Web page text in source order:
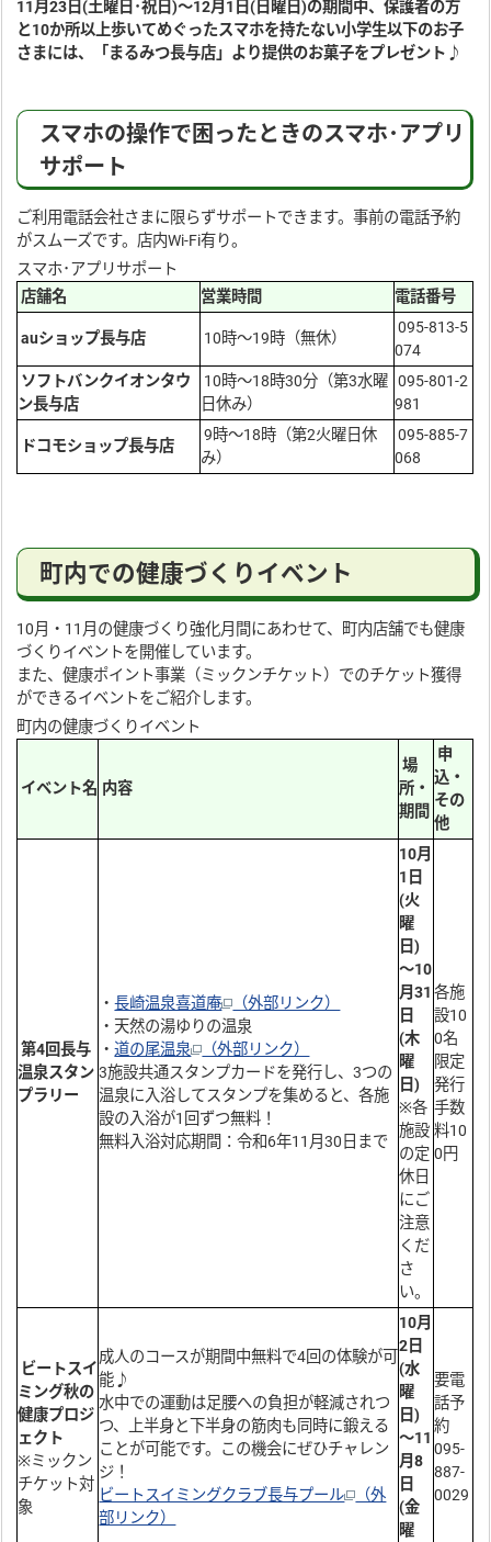
11月23日(土曜日･祝日)～12月1日(日曜日)の期間中、保護者の方
と10か所以上歩いてめぐったスマホを持たない小学生以下のお子
さまには、「まるみつ長与店」より提供のお菓子をプレゼント♪
スマホの操作で困ったときのスマホ･アプリ
サポート
ご利用電話会社さまに限らずサポートできます。事前の電話予約
がスムーズです。店内Wi-Fi有り。
スマホ･アプリサポート
店舗名
営業時間 電話番号
auショップ長与店 10時～19時（無休）
095-813-5
074
ソフトバンクイオンタウ
ン長与店
10時～18時30分（第3水曜
日休み）
095-801-2
981
ドコモショップ長与店
9時～18時（第2火曜日休
み）
095-885-7
068
町内での健康づくりイベント
10月・11月の健康づくり強化月間にあわせて、町内店舗でも健康
づくりイベントを開催しています。
また、健康ポイント事業（ミックンチケット）でのチケット獲得
ができるイベントをご紹介します。
町内の健康づくりイベント
イベント名 内容
場
所・
期間
申
込・
その
他
第4回長与
温泉スタン
プラリー
・長崎温泉喜道庵
（外部リンク）
・天然の湯ゆりの温泉
・道の尾温泉
（外部リンク）
3施設共通スタンプカードを発行し、3つの
温泉に入浴してスタンプを集めると、各施
設の入浴が1回ずつ無料！
無料入浴対応期間：令和6年11月30日まで
10月
1日
(火
曜
日)
～10
月31
日
(木
曜
日)
※各
施設
の定
休日
にご
注意
くだ
さ
い。
各施
設10
0名
限定
発行
手数
料10
0円
ビートスイ
ミング秋の
健康プロジ
ェクト
※ミックン
チケット対
象
成人のコースが期間中無料で4回の体験が可
能♪
水中での運動は足腰への負担が軽減されつ
つ、上半身と下半身の筋肉も同時に鍛える
ことが可能です。この機会にぜひチャレン
ジ！
ビートスイミングクラブ長与プール
（外
部リンク）
10月
2日
(水
曜
日)
～11
月8
日
(金
曜
要電
話予
約
095-
887-
0029